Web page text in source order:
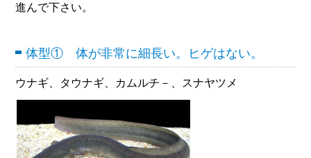
進んで下さい。
体型① 体が非常に細長い。ヒゲはない。
ウナギ、タウナギ、カムルチ－、スナヤツメ